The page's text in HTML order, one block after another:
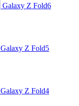
Galaxy Z Fold6
Galaxy Z Fold5
Galaxy Z Fold4